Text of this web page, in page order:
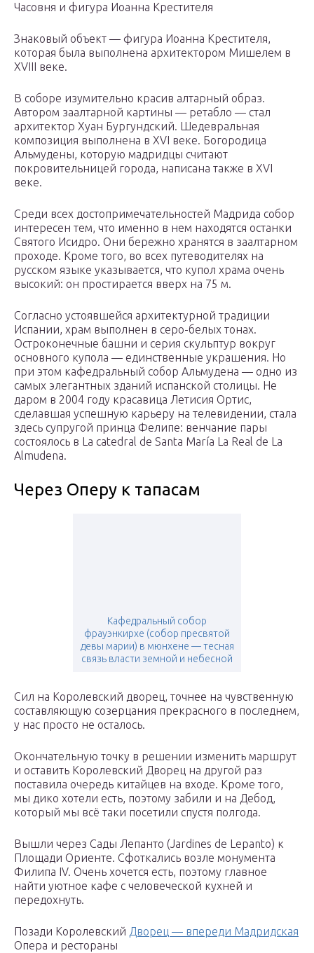
Часовня и фигура Иоанна Крестителя
Знаковый объект — фигура Иоанна Крестителя,
которая была выполнена архитектором Мишелем в
XVIII веке.
В соборе изумительно красив алтарный образ.
Автором заалтарной картины — ретабло — стал
архитектор Хуан Бургундский. Шедевральная
композиция выполнена в XVI веке. Богородица
Альмудены, которую мадридцы считают
покровительницей города, написана также в XVI
веке.
Среди всех достопримечательностей Мадрида собор
интересен тем, что именно в нем находятся останки
Святого Исидро. Они бережно хранятся в заалтарном
проходе. Кроме того, во всех путеводителях на
русском языке указывается, что купол храма очень
высокий: он простирается вверх на 75 м.
Согласно устоявшейся архитектурной традиции
Испании, храм выполнен в серо-белых тонах.
Остроконечные башни и серия скульптур вокруг
основного купола — единственные украшения. Но
при этом кафедральный собор Альмудена — одно из
самых элегантных зданий испанской столицы. Не
даром в 2004 году красавица Летисия Ортис,
сделавшая успешную карьеру на телевидении, стала
здесь супругой принца Фелипе: венчание пары
состоялось в La catedral de Santa María La Real de La
Almudena.
Через Оперу к тапасам
Кафедральный собор
фрауэнкирхе (собор пресвятой
девы марии) в мюнхене — тесная
связь власти земной и небесной
Сил на Королевский дворец, точнее на чувственную
составляющую созерцания прекрасного в последнем,
у нас просто не осталось.
Окончательную точку в решении изменить маршрут
и оставить Королевский Дворец на другой раз
поставила очередь китайцев на входе. Кроме того,
мы дико хотели есть, поэтому забили и на Дебод,
который мы всё таки посетили спустя полгода.
Вышли через Сады Лепанто (Jardines de Lepanto) к
Площади Ориенте. Сфоткались возле монумента
Филипа IV. Очень хочется есть, поэтому главное
найти уютное кафе с человеческой кухней и
передохнуть.
Позади Королевский Дворец — впереди Мадридская
Опера и рестораны